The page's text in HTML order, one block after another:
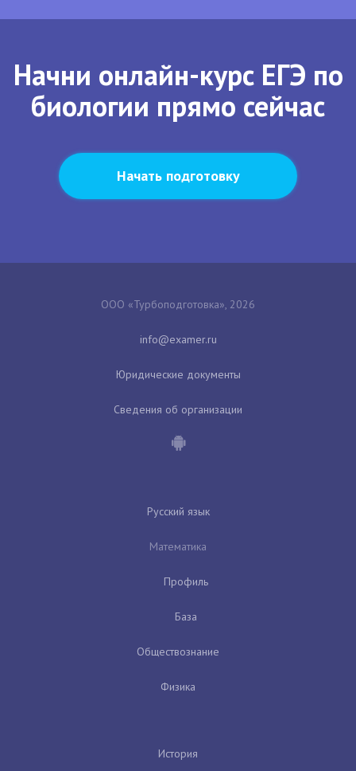
Начни онлайн-курс ЕГЭ по
биологии прямо сейчас
Начать подготовку
ООО «Турбоподготовка», 2026
Юридические документы
Сведения об организации
Русский язык
Математика
Профиль
База
Обществознание
Физика
История